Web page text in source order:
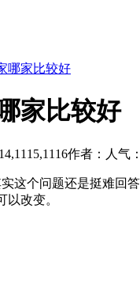
哪家比较好
家比较好
作者： 人气：
实这个问题还是挺难回
改变。